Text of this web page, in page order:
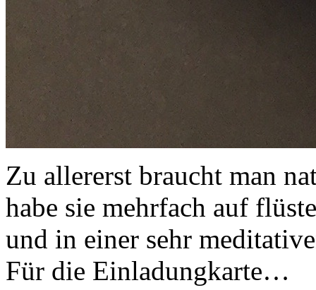
Zu allererst braucht man
habe sie mehrfach auf
und in einer sehr
Für die Einladungkarte…